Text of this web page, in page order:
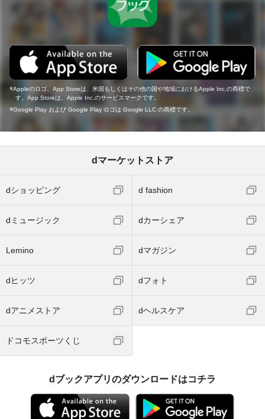
Appleのロゴ、App Storeは、米国もしくはその他の国や地域におけるApple Inc.の商標で
す。App Storeは、Apple Inc.のサービスマークです。
Google Play および Google Play ロゴは Google LLC の商標です。
dマーケットストア
dショッピング d fashion
dミュージック dカーシェア
Lemino dマガジン
dヒッツ dフォト
dアニメストア dヘルスケア
ドコモスポーツくじ
dブックアプリのダウンロードはコチラ